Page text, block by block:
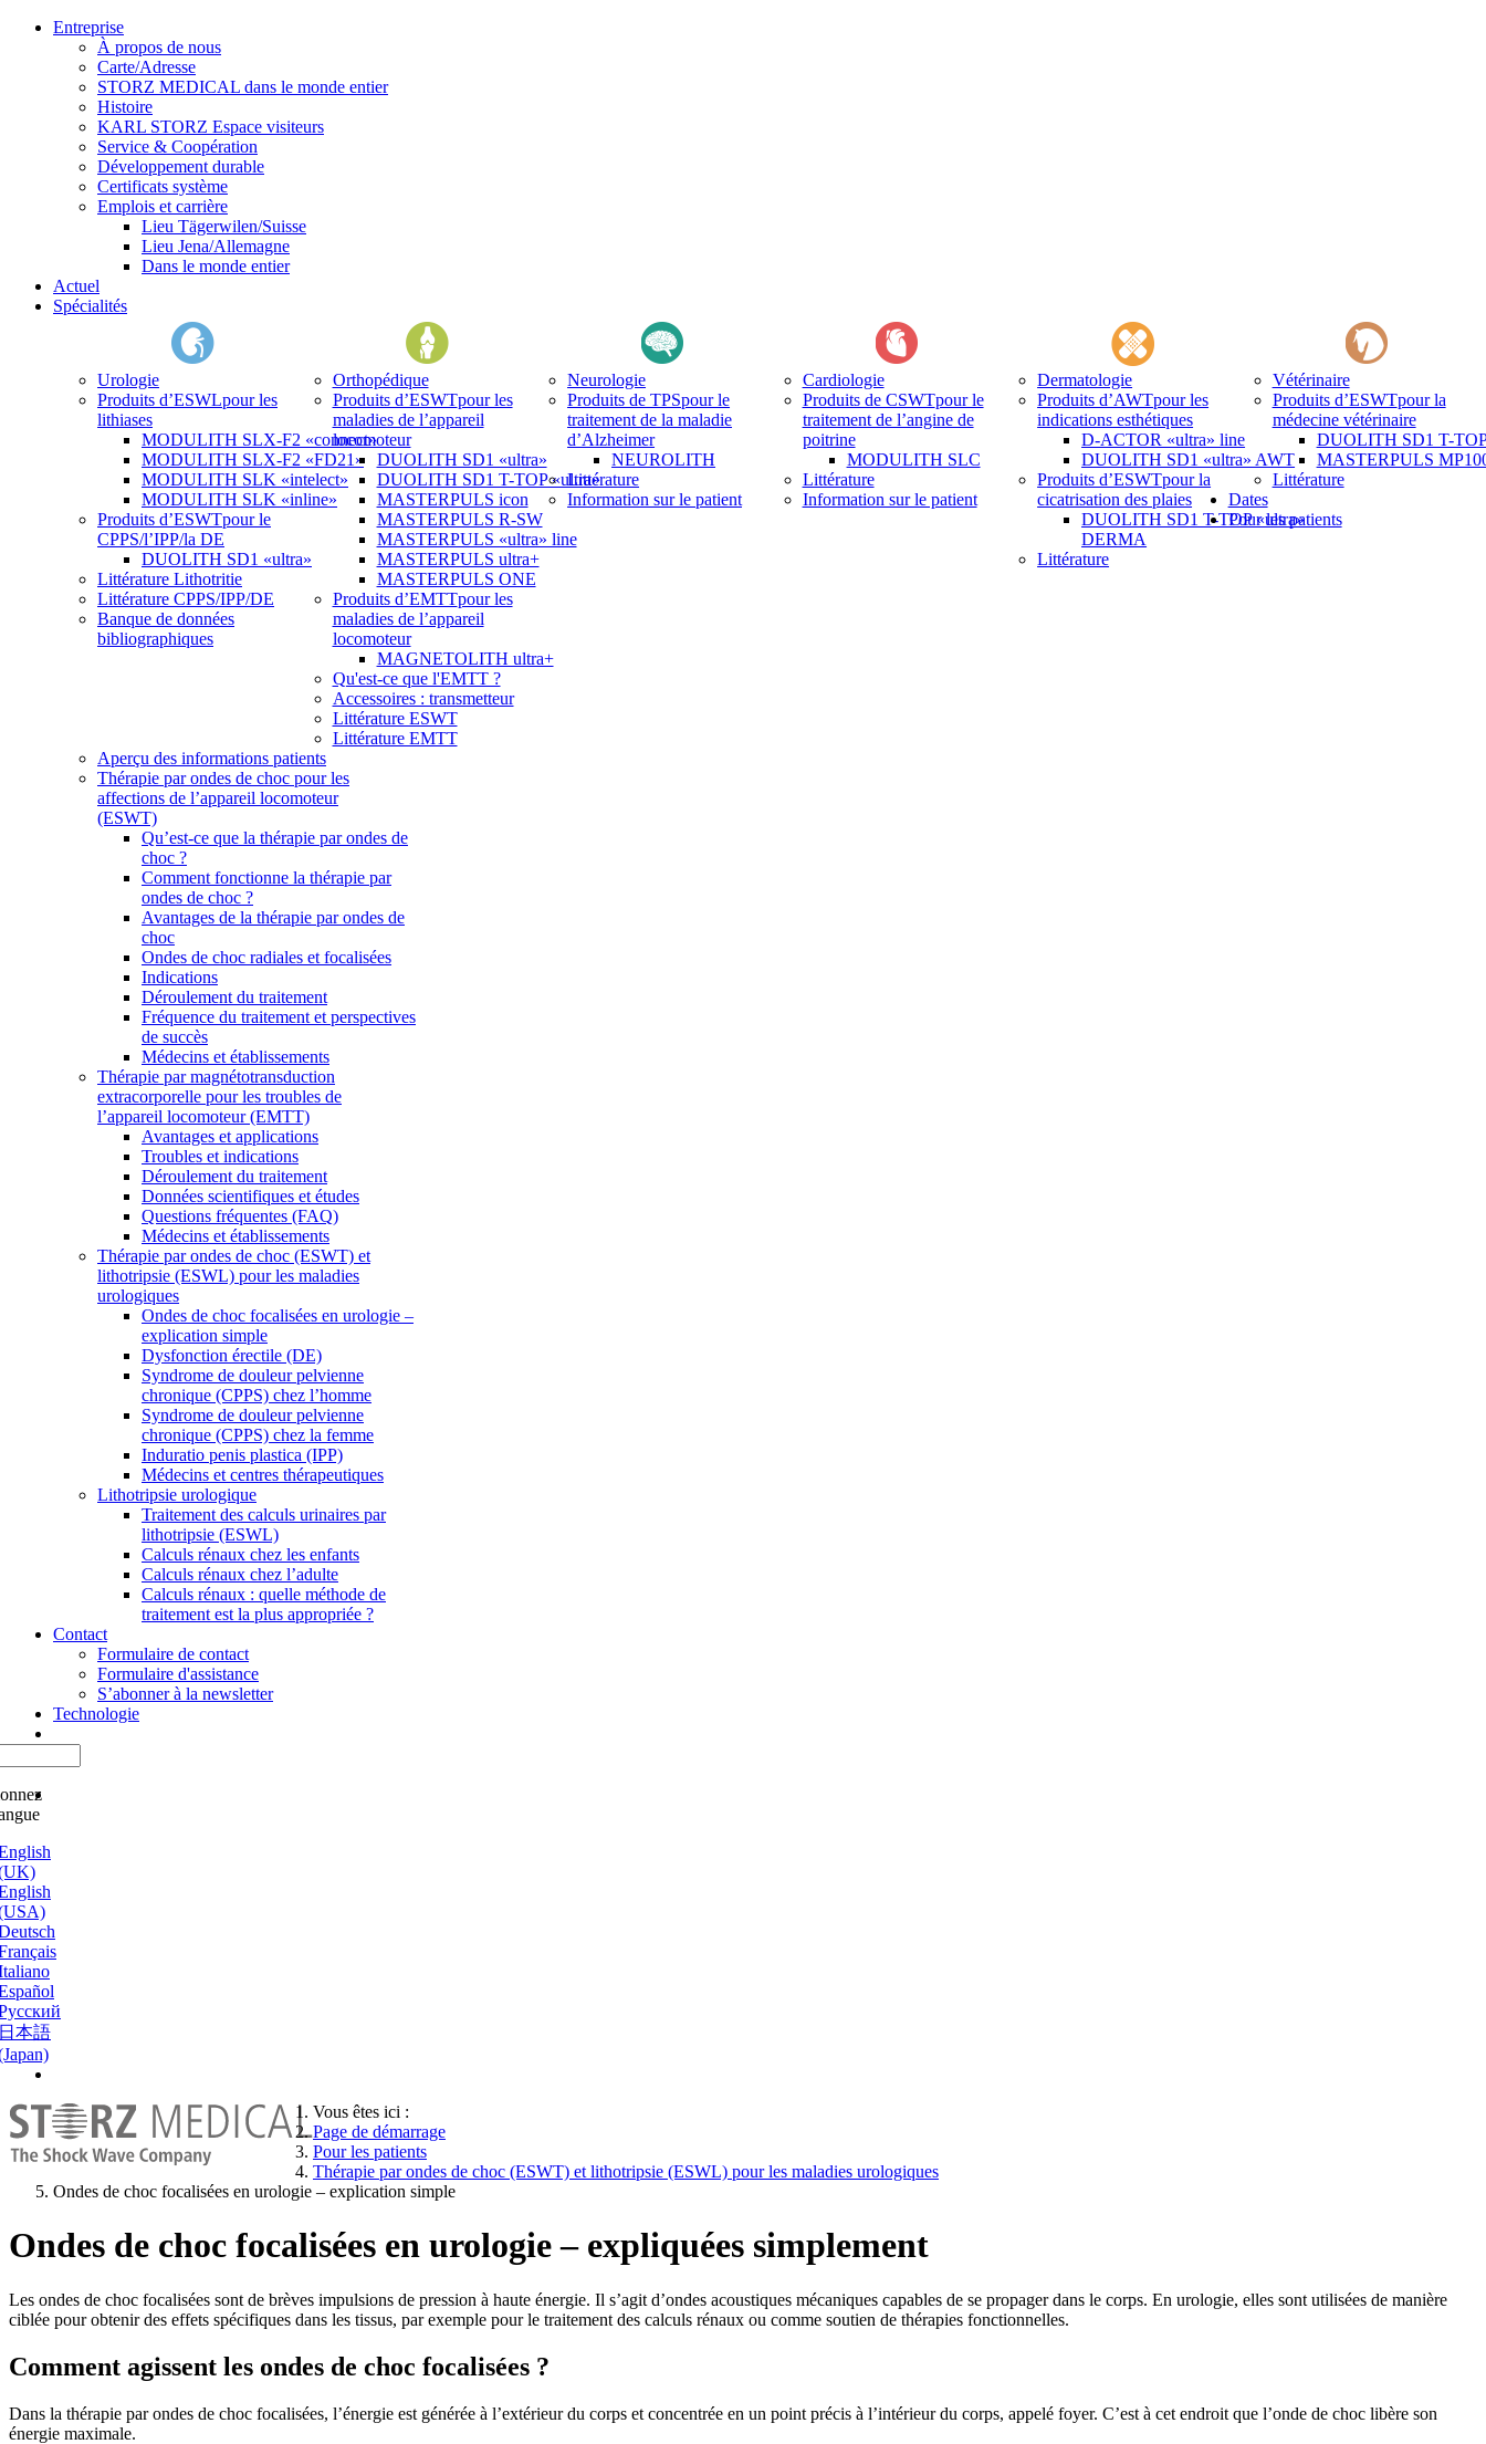
Entreprise
À propos de nous
Carte/Adresse
STORZ MEDICAL dans le monde entier
Histoire
KARL STORZ Espace visiteurs
Service & Coopération
Développement durable
Certificats système
Emplois et carrière
Lieu Tägerwilen/Suisse
Lieu Jena/Allemagne
Dans le monde entier
Actuel
Spécialités
Urologie
Produits d’ESWLpour les
lithiases
MODULITH SLX-F2 «connect»
MODULITH SLX-F2 «FD21»
MODULITH SLK «intelect»
MODULITH SLK «inline»
Produits d’ESWTpour le
CPPS/l’IPP/la DE
DUOLITH SD1 «ultra»
Littérature Lithotritie
Littérature CPPS/IPP/DE
Banque de données
bibliographiques
Orthopédique
Produits d’ESWTpour les
maladies de l’appareil
locomoteur
DUOLITH SD1 «ultra»
DUOLITH SD1 T-TOP «ultra»
MASTERPULS icon
MASTERPULS R-SW
MASTERPULS «ultra» line
MASTERPULS ultra+
MASTERPULS ONE
Produits d’EMTTpour les
maladies de l’appareil
locomoteur
MAGNETOLITH ultra+
Qu'est-ce que l'EMTT ?
Accessoires : transmetteur
Littérature ESWT
Littérature EMTT
Neurologie
Produits de TPSpour le
traitement de la maladie
d’Alzheimer
NEUROLITH
Littérature
Information sur le patient
Cardiologie
Produits de CSWTpour le
traitement de l’angine de
poitrine
MODULITH SLC
Littérature
Information sur le patient
Dermatologie
Produits d’AWTpour les
indications esthétiques
D-ACTOR «ultra» line
DUOLITH SD1 «ultra» AWT
Produits d’ESWTpour la
cicatrisation des plaies
DUOLITH SD1 T-TOP «ultra»
DERMA
Littérature
Vétérinaire
Produits d’ESWTpour la
médecine vétérinaire
DUOLITH SD1 T-
MASTERPULS
Littérature
Dates
Pour les patients
Aperçu des informations patients
Thérapie par ondes de choc pour les
affections de l’appareil locomoteur
(ESWT)
Qu’est-ce que la thérapie par ondes de
choc ?
Comment fonctionne la thérapie par
ondes de choc ?
Avantages de la thérapie par ondes de
choc
Ondes de choc radiales et focalisées
Indications
Déroulement du traitement
Fréquence du traitement et perspectives
de succès
Médecins et établissements
Thérapie par magnétotransduction
extracorporelle pour les troubles de
l’appareil locomoteur (EMTT)
Avantages et applications
Troubles et indications
Déroulement du traitement
Données scientifiques et études
Questions fréquentes (FAQ)
Médecins et établissements
Thérapie par ondes de choc (ESWT) et
lithotripsie (ESWL) pour les maladies
urologiques
Ondes de choc focalisées en urologie –
explication simple
Dysfonction érectile (DE)
Syndrome de douleur pelvienne
chronique (CPPS) chez l’homme
Syndrome de douleur pelvienne
chronique (CPPS) chez la femme
Induratio penis plastica (IPP)
Médecins et centres thérapeutiques
Lithotripsie urologique
Traitement des calculs urinaires par
lithotripsie (ESWL)
Calculs rénaux chez les enfants
Calculs rénaux chez l’adulte
Calculs rénaux : quelle méthode de
traitement est la plus appropriée ?
Contact
Formulaire de contact
Formulaire d'assistance
S’abonner à la newsletter
Technologie
本語
Vous êtes ici :
Page de démarrage
Pour les patients
Thérapie par ondes de choc (ESWT) et lithotripsie (ESWL) pour les maladies urologiques
Ondes de choc focalisées en urologie – explication simple
Ondes de choc focalisées en urologie – expliquées simplement
Les ondes de choc focalisées sont de brèves impulsions de pression à haute énergie. Il s’agit d’ondes acoustiques mécaniques capables de se propager dans le corps. En urologie, elles sont utilisées de manière
ciblée pour obtenir des effets spécifiques dans les tissus, par exemple pour le traitement des calculs rénaux ou comme soutien de thérapies fonctionnelles.
Comment agissent les ondes de choc focalisées ?
Dans la thérapie par ondes de choc focalisées, l’énergie est générée à l’extérieur du corps et concentrée en un point précis à l’intérieur du corps, appelé foyer. C’est à cet endroit que l’onde de choc libère son
énergie maximale.